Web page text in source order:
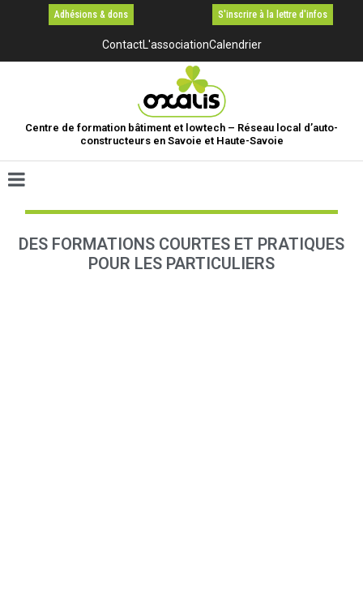
Adhésions & dons S'inscrire à la lettre d'infos
ContactL'associationCalendrier
Centre de formation bâtiment et lowtech – Réseau local d’auto-
constructeurs en Savoie et Haute-Savoie
DES FORMATIONS COURTES ET PRATIQUES
POUR LES PARTICULIERS